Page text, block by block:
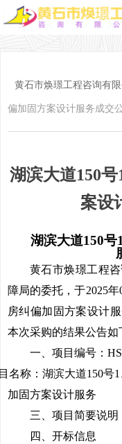
湖滨大道150
案设
湖滨大道150
黄石市焕璟工程
障局的委托，于2025年
房纠偏加固方案设计
本次采购的结果公告如
一、项目编号：
名称： 湖滨大道150号
加固方案设计服务
三 、项目简要说
四
、开标信息
黄石市焕璟工程咨询有限
偏加固方案设计服务成交